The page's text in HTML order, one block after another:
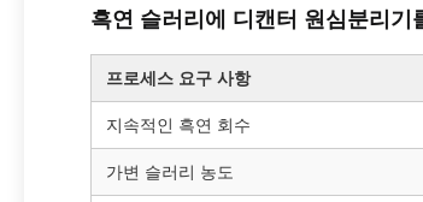
흑연 슬러리에 디캔터 원심분리
프로세스 요구 사항
지속적인 흑연 회수
가변 슬러리 농도